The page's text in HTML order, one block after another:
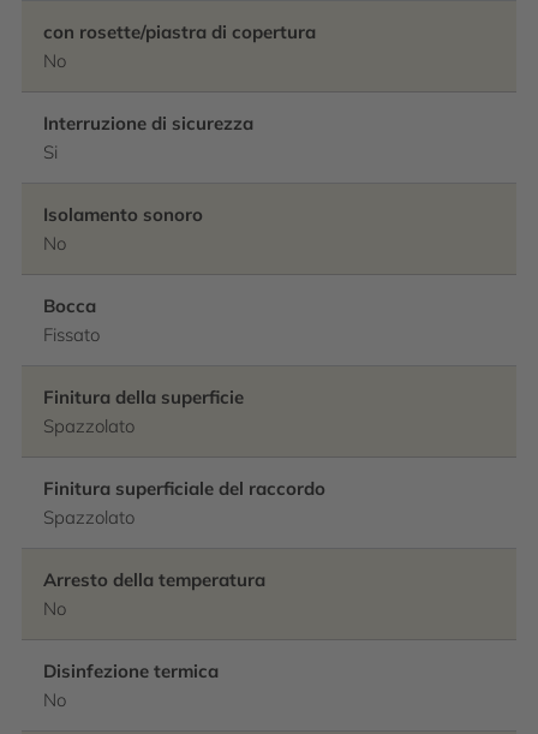
con rosette/piastra di copertura
No
Interruzione di sicurezza
Si
Isolamento sonoro
No
Bocca
Fissato
Finitura della superficie
Spazzolato
Finitura superficiale del raccordo
Spazzolato
Arresto della temperatura
No
Disinfezione termica
No